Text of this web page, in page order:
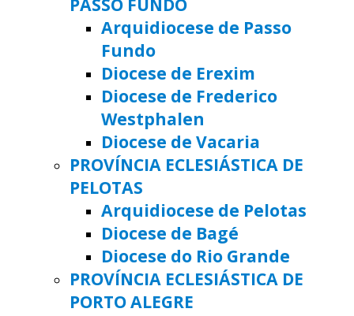
PASSO FUNDO
Arquidiocese de Passo
Fundo
Diocese de Erexim
Diocese de Frederico
Westphalen
Diocese de Vacaria
PROVÍNCIA ECLESIÁSTICA DE
PELOTAS
Arquidiocese de Pelotas
Diocese de Bagé
Diocese do Rio Grande
PROVÍNCIA ECLESIÁSTICA DE
PORTO ALEGRE